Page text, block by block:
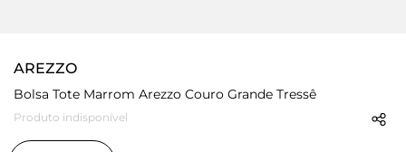
AREZZO
Bolsa Tote Marrom Arezzo Couro Grande Tressê
Produto indisponível